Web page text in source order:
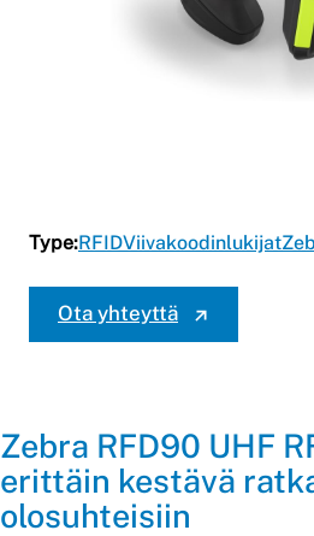
Type:RFIDViivakoodinlukijat
Ota yhteyttä
Zebra RFD90 UHF
erittäin kestävä
olosuhteisiin